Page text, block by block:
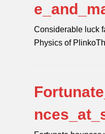
Considerable luck
Physics of